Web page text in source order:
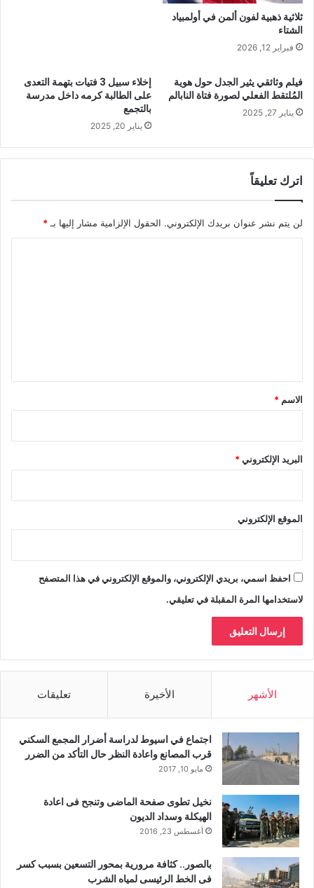
ثلاثية ذهبية لفون ألمن في أولمبياد
الشتاء
فبراير 12, 2026
فيلم وثائقي يثير الجدل حول هوية
المُلتقط الفعلي لصورة فتاة النابالم
يناير 27, 2025
إخلاء سبيل 3 فتيات بتهمة التعدى
على الطالبة كرمه داخل مدرسة
بالتجمع
يناير 20, 2025
اترك تعليقاً
لن يتم نشر عنوان بريدك الإلكتروني. الحقول الإلزامية مشار إليها بـ*
*
الاسم *
البريد الإلكتروني*
الموقع الإلكتروني
احفظ اسمي، بريدي الإلكتروني، والموقع الإلكتروني في هذا المتصفح
لاستخدامها المرة المقبلة في تعليقي.
الأشهر الأخيرة تعليقات
اجتماع في اسيوط لدراسة أضرار المجمع السكني
قرب المصانع واعادة النظر حال التأكد من الضرر
مايو 10, 2017
نخيل تطوى صفحة الماضى وتنجح فى اعادة
الهيكلة وسداد الديون
أغسطس 23, 2016
بالصور.. كثافة مرورية بمحور التسعين بسبب كسر
فى الخط الرئيسى لمياه الشرب